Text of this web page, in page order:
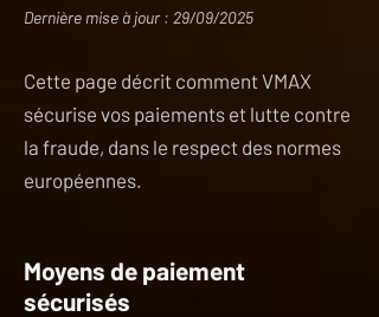
Dernière mise à jour : 29/09/2025
Cette page décrit comment VMAX
sécurise vos paiements et lutte contre
la fraude, dans le respect des normes
européennes.
Moyens de paiement
sécurisés